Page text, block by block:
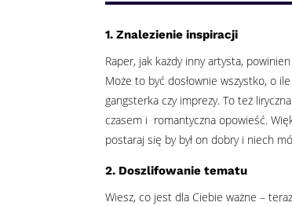
1. Znalezienie inspiracji
Raper, jak każdy inny artysta,
Może to być dosłownie wszystko, o
gangsterka czy imprezy. To też
czasem i romantyczna opowieść.
postaraj się by był on dobry i niech
2. Doszlifowanie tematu
Wiesz, co jest dla Ciebie ważne –